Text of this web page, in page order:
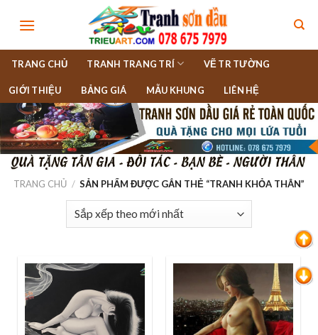
TRANG CHỦ TRANH TRANG TRÍ VẼ TR TƯỜNG
GIỚI THIỆU BẢNG GIÁ MẪU KHUNG LIÊN HỆ
TRANG CHỦ / SẢN PHẨM ĐƯỢC GẮN THẺ “TRANH KHỎA THÂN”